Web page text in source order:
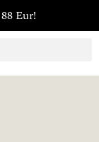
Eur!